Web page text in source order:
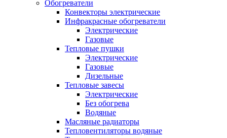
Обогреватели
Конвекторы электрические
Инфракрасные обогреватели
Электрические
Газовые
Тепловые пушки
Электрические
Газовые
Дизельные
Тепловые завесы
Электрические
Без обогрева
Водяные
Масляные радиаторы
Тепловентиляторы водяные